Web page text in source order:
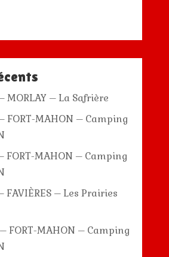
– La Safrière
FORT-MAHON – Camping
FORT-MAHON – Camping
– Les Prairies
FORT-MAHON – Camping